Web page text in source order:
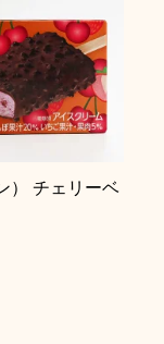
） チェリーベ